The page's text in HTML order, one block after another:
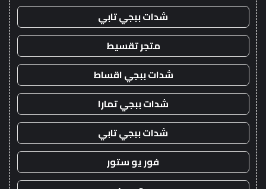
شدات ببجي تابي
متجر تقسيط
شدات ببجي اقساط
شدات ببجي تمارا
شدات ببجي تابي
فور يو ستور